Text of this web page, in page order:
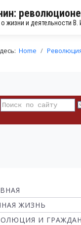
жизни и деятельности В.
Home
ЖИЗНЬ
И